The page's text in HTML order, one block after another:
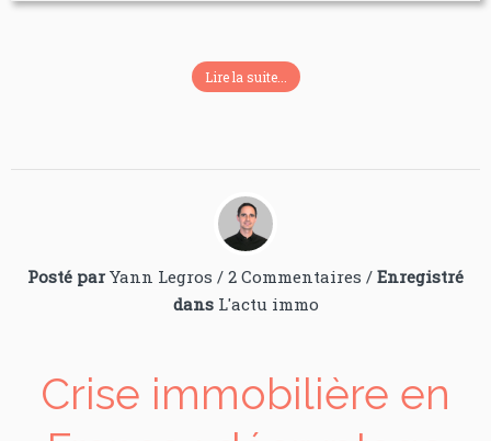
Lire la suite...
Posté par Yann Legros / 2 Commentaires / Enregistré
dans L'actu immo
Crise immobilière en